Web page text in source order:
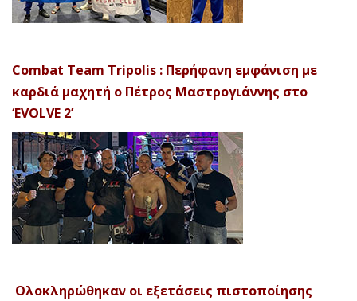
Combat Team Tripolis : Περήφανη εμφάνιση με
καρδιά μαχητή ο Πέτρος Μαστρογιάννης στο
‘EVOLVE 2’
Ολοκληρώθηκαν οι εξετάσεις πιστοποίησης